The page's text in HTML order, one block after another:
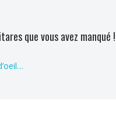
que vous avez manqué !